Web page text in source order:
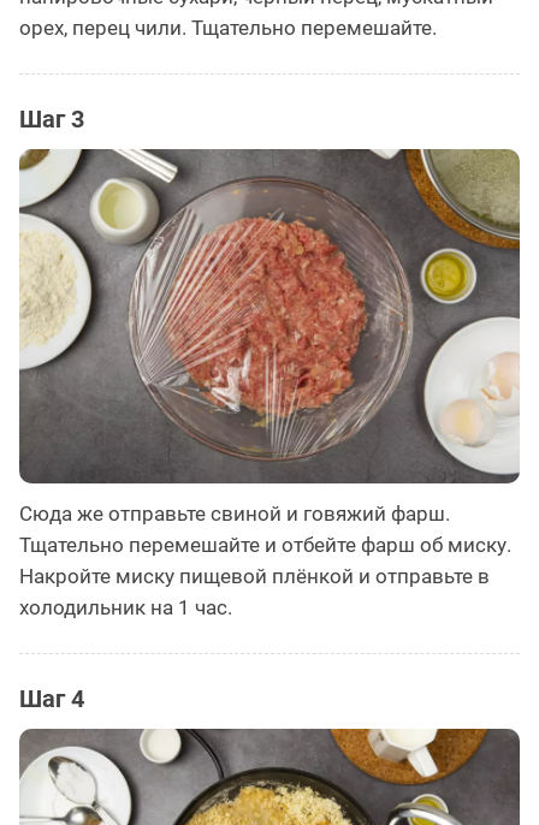
орех, перец чили. Тщательно перемешайте.
Шаг 3
Сюда же отправьте свиной и говяжий фарш.
Тщательно перемешайте и отбейте фарш об миску.
Накройте миску пищевой плёнкой и отправьте в
холодильник на 1 час.
Шаг 4